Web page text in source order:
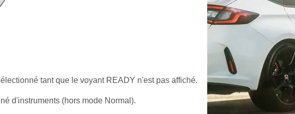
tant que le voyant READY n'est pas affiché.
d'instruments (hors mode Normal).